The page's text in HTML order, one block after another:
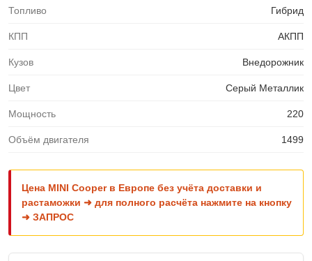
Топливо Гибрид
КПП АКПП
Кузов Внедорожник
Цвет Серый Металлик
Мощность 220
Объём двигателя 1499
Цена MINI Cooper в Европе без учёта доставки и
растаможки ➜ для полного расчёта нажмите на кнопку
➜ ЗАПРОС